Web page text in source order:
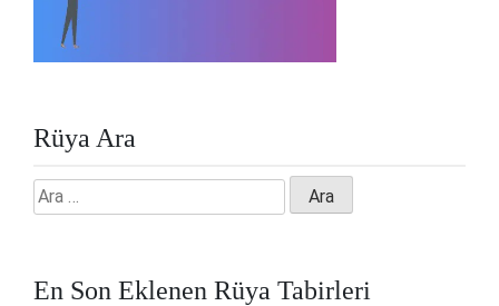
Rüya Ara
Arama:
En Son Eklenen Rüya Tabirleri